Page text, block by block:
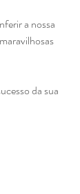
a nossa
da sua